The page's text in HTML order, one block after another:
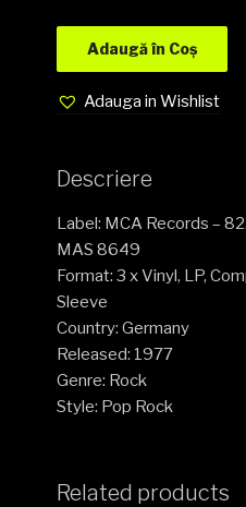
Adaugă în Coș
Adauga in Wishlist
Descriere
Label: MCA Records –
MAS 8649
Format: 3 x Vinyl, LP,
Sleeve
Country: Germany
Released: 1977
Genre: Rock
Style: Pop Rock
Related products